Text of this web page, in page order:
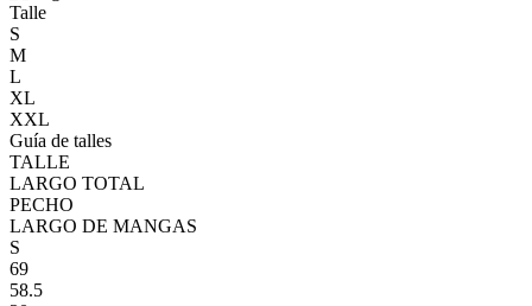
Talle
S
M
L
XL
XXL
Guía de talles
TALLE
LARGO TOTAL
PECHO
LARGO DE MANGAS
S
69
58.5